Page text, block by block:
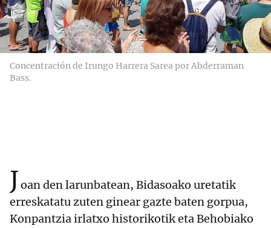
Concentración de Irungo Harrera Sarea por Abderraman
Bass.
Joan den larunbatean, Bidasoako uretatik
erreskatatu zuten ginear gazte baten gorpua,
Konpantzia irlatxo historikotik eta Behobiako